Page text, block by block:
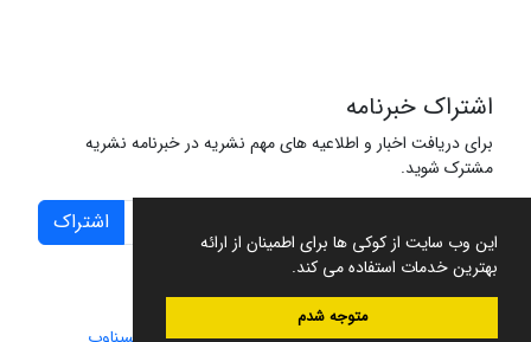
این وب سایت از کوکی ها برای اطمینان از ارائه
بهترین خدمات استفاده می کند.
متوجه شدم
اشتراک خبرنامه
برای دریافت اخبار و اطلاعیه های مهم نشریه در خبرنامه نشریه
مشترک شوید.
اشتراک